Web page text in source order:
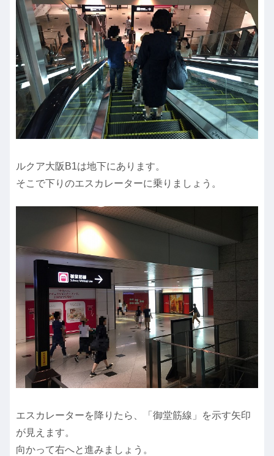
ルクア大阪B1は地下にあります。
そこで下りのエスカレーターに乗りましょう。
エスカレーターを降りたら、「御堂筋線」を示す矢印
が見えます。
向かって右へと進みましょう。